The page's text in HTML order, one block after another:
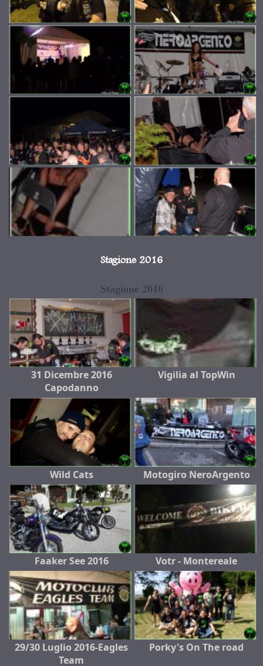
Stagione 2016
Stagione 2016
31 Dicembre 2016
Capodanno
Vigilia al TopWin
Wild Cats Motogiro NeroArgento
Faaker See 2016 Votr - Montereale
29/30 Luglio 2016-Eagles
Team
Porky's On The road